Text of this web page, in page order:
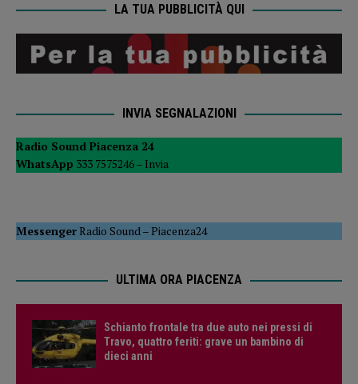
LA TUA PUBBLICITÀ QUI
INVIA SEGNALAZIONI
Radio Sound Piacenza 24
WhatsApp 333 7575246 – Invia
MessengerRadio Sound–Piacenza24
ULTIMA ORA PIACENZA
Schianto frontale tra due auto nei pressi di
Travo, quattro feriti: grave un bambino di
dieci anni